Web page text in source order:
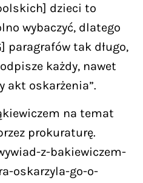
dzieci to
wybaczyć, dlatego
paragrafów tak długo,
każdy, nawet
akt oskarżenia”.
na temat
prokuraturę.
z-bakiewiczem-
oskarzyla-go-o-